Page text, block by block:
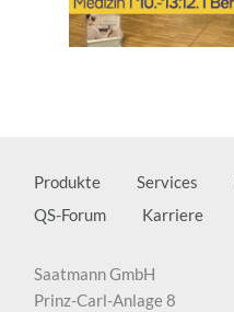
Produkte Services
QS-Forum
Karriere
Saatmann GmbH
Prinz-Carl-Anlage 8